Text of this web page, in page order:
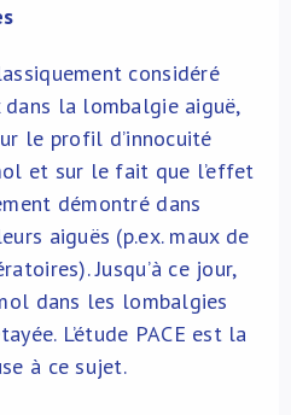
considéré
la lombalgie aiguë,
le profil d’innocuité
et sur le fait que l’effet
démontré dans
aiguës (p.ex. maux de
Jusqu’à ce jour,
dans les lombalgies
L’étude PACE est la
à ce sujet.